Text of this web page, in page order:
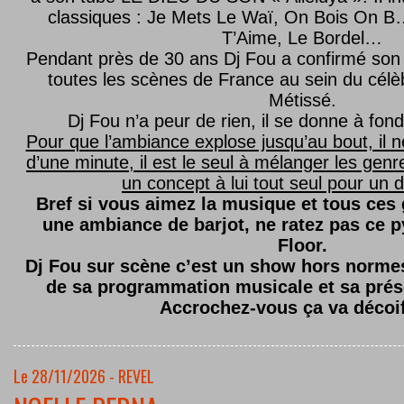
classiques : Je Mets Le Waï, On Bois On
T’Aime, Le Bordel…
Pendant près de 30 ans Dj Fou a confirmé son
toutes les scènes de France au sein du
Métissé.
Dj Fou n’a peur de rien, il se donne à
Pour que l’ambiance explose jusqu’au bout, il
d’une minute, il est le seul à mélanger les
un concept à lui tout seul pour un
Bref si vous aimez la musique et tous ces
une ambiance de barjot, ne ratez pas ce
Floor.
Dj Fou sur scène c’est un show hors
de sa programmation musicale et sa
Accrochez-vous ça va
Le 28/11/2026 - REVEL